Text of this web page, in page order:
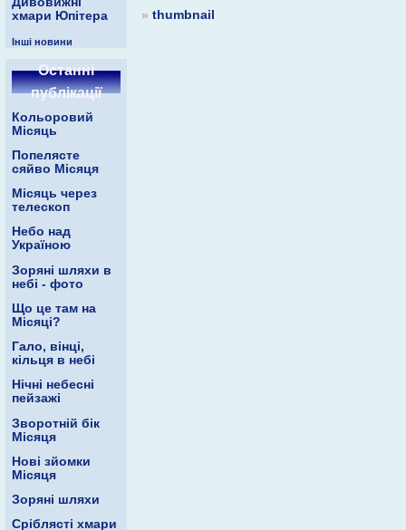
хмари Юпітера
Інші новини
Останні
публікації
Кольоровий
Місяць
Попелясте
сяйво Місяця
Місяць через
телескоп
Небо над
Україною
Зоряні шляхи в
небі - фото
Що це там на
Місяці?
Гало, вінці,
кільця в небі
Нічні небесні
пейзажі
Зворотній бік
Місяця
Нові зйомки
Місяця
Зоряні шляхи
Сріблясті хмари
» thumbnail